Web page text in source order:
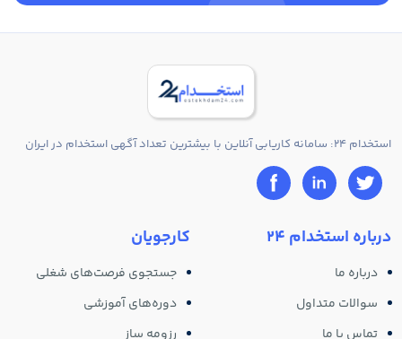
استخدام 24: سامانه کاریابی آنلاین با بیشترین تعداد آگهی استخدام در ایران
درباره استخدام 24
درباره ما
سوالات متداول
تماس با ما
کارجویان
جستجوی فرصت‌های شغلی
دوره‌های آموزشی
رزومه ساز